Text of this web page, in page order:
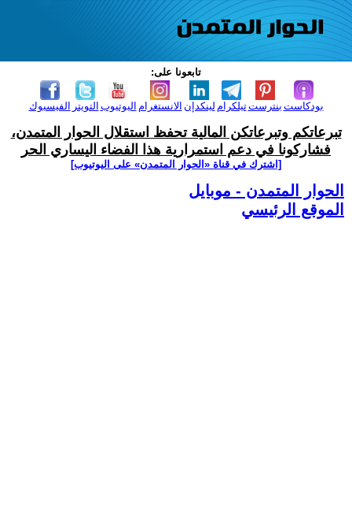
تابعونا على:
الفيسبوك التويتر اليوتيوب الانستغرام لينكدإن تيلكرامبنترست بودكاست
تبرعاتكم وتبرعاتكن المالية تحفظ استقلال الحوار المتمدن،
فشاركونا في دعم استمرارية هذا الفضاء اليساري الحر
[اشترك في قناة ‫«الحوار المتمدن» على اليوتيوب]
الحوار المتمدن - موبايل
الموقع الرئيسي